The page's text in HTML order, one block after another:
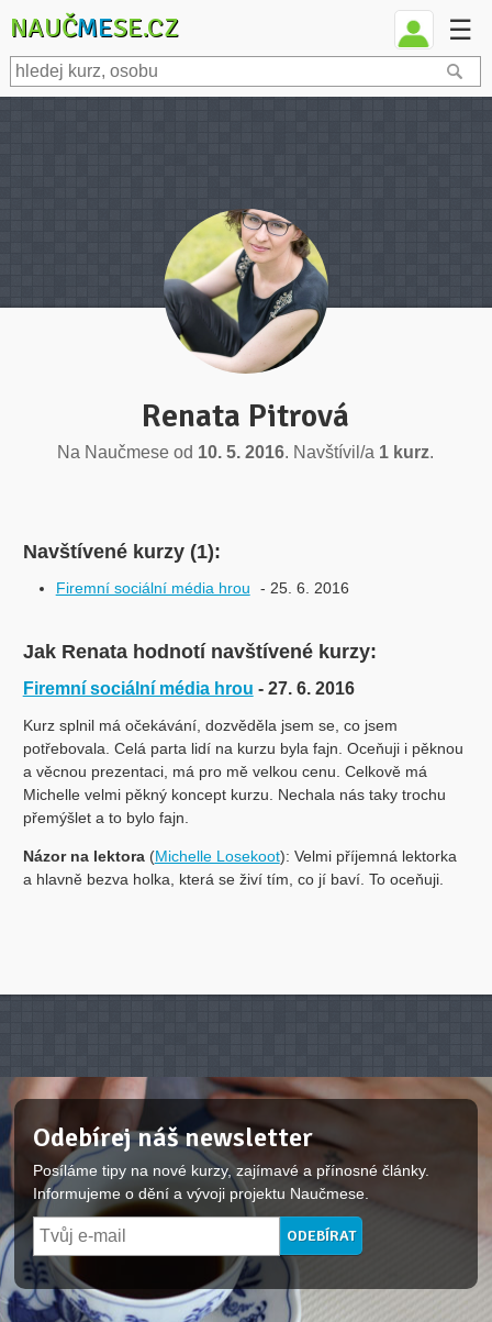
NAUČMESE.CZ ☰
Renata Pitrová
Na Naučmese od 10. 5. 2016. Navštívil/a 1 kurz.
Navštívené kurzy (1):
Firemní sociální média hrou - 25. 6. 2016
Jak Renata hodnotí navštívené kurzy:
Firemní sociální média hrou - 27. 6. 2016
Kurz splnil má očekávání, dozvěděla jsem se, co jsem
potřebovala. Celá parta lidí na kurzu byla fajn. Oceňuji i pěknou
a věcnou prezentaci, má pro mě velkou cenu. Celkově má
Michelle velmi pěkný koncept kurzu. Nechala nás taky trochu
přemýšlet a to bylo fajn.
Názor na lektora(Michelle Losekoot): Velmi příjemná lektorka
a hlavně bezva holka, která se živí tím, co jí baví. To oceňuji.
Odebírej náš newsletter
Posíláme tipy na nové kurzy, zajímavé a přínosné články.
Informujeme o dění a vývoji projektu Naučmese.